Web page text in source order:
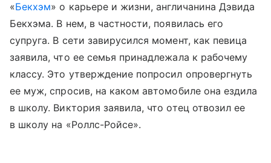
«Бекхэм» о карьере и жизни, англичанина Дэвида
Бекхэма. В нем, в частности, появилась его
супруга. В сети завирусился момент, как певица
заявила, что ее семья принадлежала к рабочему
классу. Это утверждение попросил опровергнуть
ее муж, спросив, на каком автомобиле она ездила
в школу. Виктория заявила, что отец отвозил ее
в школу на «Роллс-Ройсе».